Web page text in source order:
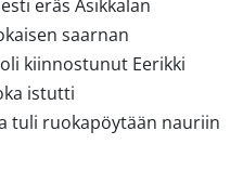
eräs Asikkalan
saarnan
kiinnostunut Eerikki
istutti
tuli ruokapöytään nauriin